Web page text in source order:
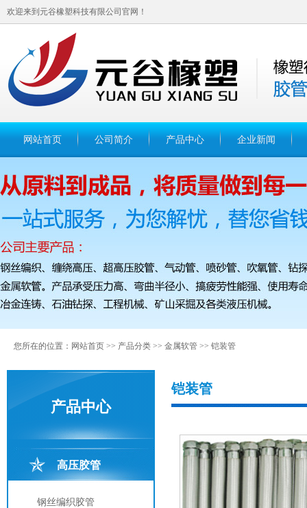
欢迎来到元谷橡塑科技有限公司官网！
网站首页 公司简介 产品中心 企业新闻
您所在的位置： 网站首页 >> 产品分类 >> 金属软管 >> 铠装管
产品中心
高压胶管
钢丝编织胶管
铠装管